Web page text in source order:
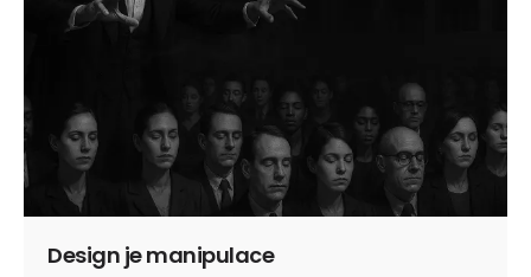
Design je manipulace